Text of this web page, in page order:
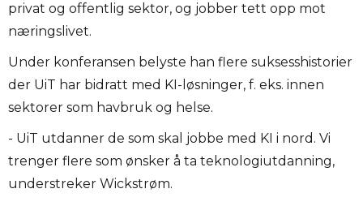
privat og offentlig sektor, og jobber tett opp mot
næringslivet.
Under konferansen belyste han flere suksesshistorier
der UiT har bidratt med KI-løsninger, f. eks. innen
sektorer som havbruk og helse.
- UiT utdanner de som skal jobbe med KI i nord. Vi
trenger flere som ønsker å ta teknologiutdanning,
understreker Wickstrøm.